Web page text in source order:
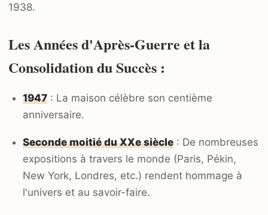
1938.
Les Années d'Après-Guerre et la
Consolidation du Succès :
1947 : La maison célèbre son centième
anniversaire.
Seconde moitié du XXe siècle : De nombreuses
expositions à travers le monde (Paris, Pékin,
New York, Londres, etc.) rendent hommage à
l'univers et au savoir-faire.